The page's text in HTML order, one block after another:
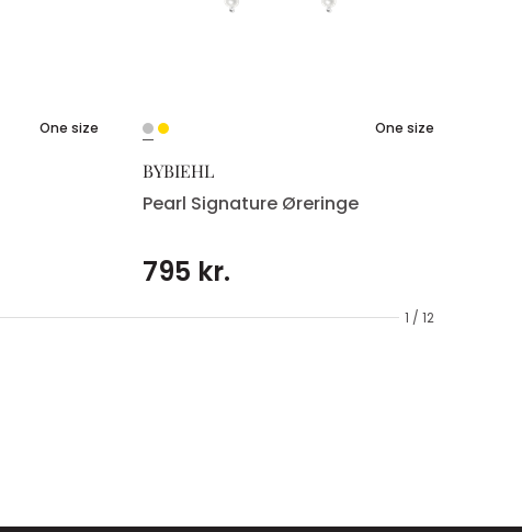
1 / 12
One size One size
BYBIEHL
Pearl Signature Øreringe
795 kr.